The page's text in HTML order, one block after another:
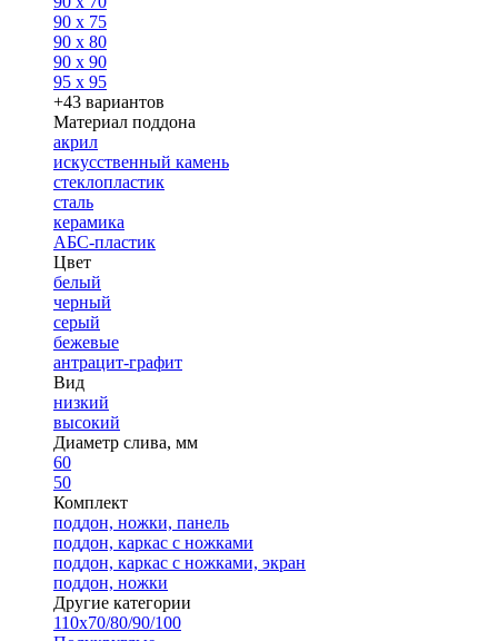
90 x 75
90 x 80
90 x 90
95 x 95
+43 вариантов
Материал поддона
акрил
искусственный камень
стеклопластик
сталь
керамика
АБС-пластик
Цвет
белый
черный
серый
бежевые
антрацит-графит
Вид
низкий
высокий
Диаметр слива, мм
60
50
Комплект
поддон, ножки, панель
поддон, каркас с ножками
поддон, каркас с ножками, экран
поддон, ножки
Другие категории
110х70/80/90/100